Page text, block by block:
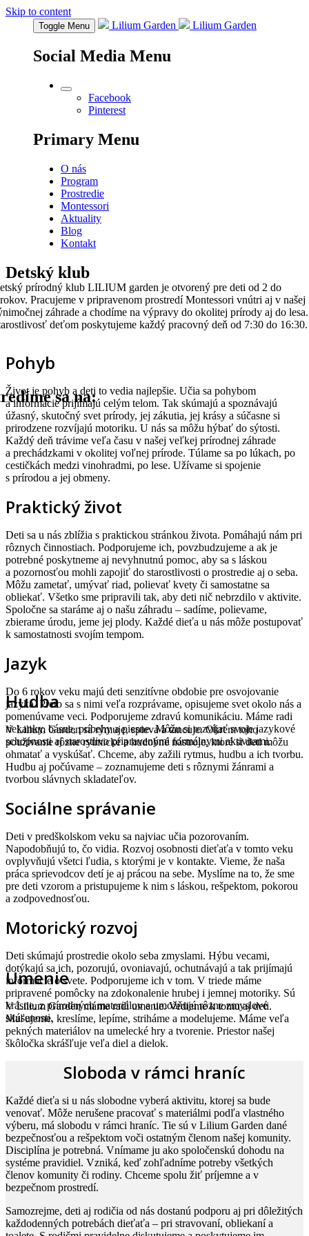
Skip to content
Toggle Menu Lilium Garden Lilium Garden
Social Media Menu
Facebook
Pinterest
Primary Menu
O nás
Program
Prostredie
Montessori
Aktuality
Blog
Kontakt
Detský klub
prírodný klub LILIUM garden je otvorený pre deti od 2 do
Pracujeme v pripravenom prostredí Montessori vnútri aj v našej
záhrade a chodíme na výpravy do okolitej prírody aj do lesa.
deťom poskytujeme každý pracovný deň od 7:30 do 16:30.
sa na:
Pohyb
Život je pohyb a deti to vedia najlepšie. Učia sa pohybom
a informácie prijímajú celým telom. Tak skúmajú a spoznávajú
úžasný, skutočný svet prírody, jej zákutia, jej krásy a súčasne si
prirodzene rozvíjajú motoriku. U nás sa môžu hýbať do sýtosti.
Každý deň trávime veľa času v našej veľkej prírodnej záhrade
a prechádzkami v okolitej voľnej prírode. Túlame sa po lúkach, po
cestičkách medzi vinohradmi, po lese. Užívame si spojenie
s prírodou a jej obmeny.
Praktický život
Deti sa u nás zblížia s praktickou stránkou života. Pomáhajú nám pri
rôznych činnostiach. Podporujeme ich, povzbudzujeme a ak je
potrebné poskytneme aj nevyhnutnú pomoc, aby sa s láskou
a pozornosťou mohli zapojiť do starostlivosti o prostredie aj o seba.
Môžu zametať, umývať riad, polievať kvety či samostatne sa
obliekať. Všetko sme pripravili tak, aby deti nič nebrzdilo v aktivite.
Spoločne sa staráme aj o našu záhradu – sadíme, polievame,
zbierame úrodu, jeme jej plody. Každé dieťa u nás môže postupovať
k samostatnosti svojím tempom.
Jazyk
Do 6 rokov veku majú deti senzitívne obdobie pre osvojovanie
jazyka. Preto sa s nimi veľa rozprávame, opisujeme svet okolo nás a
pomenúvame veci. Podporujeme zdravú komunikáciu. Máme radi
riekanky, básne, príbehy a piesne. Môžu si rozvíjať svoje jazykové
schopnosti aj starostlivo pripravenými formálnymi aktivitami.
Hudba
V Lilium Garden sa rýmuje, spieva a tancuje. Okrem toho
používame rôzne rytmické a hudobné nástroje, ktoré si deti môžu
ohmatať a vyskúšať. Chceme, aby zažili rytmus, hudbu a ich tvorbu.
Hudbu aj počúvame – zoznamujeme deti s rôznymi žánrami a
tvorbou slávnych skladateľov.
Sociálne správanie
Deti v predškolskom veku sa najviac učia pozorovaním.
Napodobňujú to, čo vidia. Rozvoj osobnosti dieťaťa v tomto veku
ovplyvňujú všetci ľudia, s ktorými je v kontakte. Vieme, že naša
práca sprievodcov detí je aj prácou na sebe. Myslíme na to, že sme
pre deti vzorom a pristupujeme k nim s láskou, rešpektom, pokorou
a zodpovednosťou.
Motorický rozvoj
Deti skúmajú prostredie okolo seba zmyslami. Hýbu vecami,
dotýkajú sa ich, pozorujú, ovoniavajú, ochutnávajú a tak prijímajú
informácie o svete. Podporujeme ich v tom. V triede máme
pripravené pomôcky na zdokonalenie hrubej i jemnej motoriky. Sú
krásne, z prírodných materiálov a umožňujú rôzne zmyslové
skúsenosti.
Umenie
V Lilium Garden máme radi umenie. Vedieme k tomu aj deti.
Maľujeme, kreslíme, lepíme, striháme a modelujeme. Máme veľa
pekných materiálov na umelecké hry a tvorenie. Priestor našej
škôločka skrášľuje veľa diel a dielok.
Sloboda v rámci hraníc
Každé dieťa si u nás slobodne vyberá aktivitu, ktorej sa bude
venovať. Môže nerušene pracovať s materiálmi podľa vlastného
výberu, má slobodu v rámci hraníc. Tie sú v Lilium Garden dané
bezpečnosťou a rešpektom voči ostatným členom našej komunity.
Disciplína je potrebná. Vnímame ju ako spoločenskú dohodu na
systéme pravidiel. Vzniká, keď zohľadníme potreby všetkých
členov komunity či rodiny. Chceme spolu žiť príjemne a v
bezpečnom prostredí.
Samozrejme, deti aj rodičia od nás dostanú podporu aj pri dôležitých
každodenných potrebách dieťaťa – pri stravovaní, obliekaní a